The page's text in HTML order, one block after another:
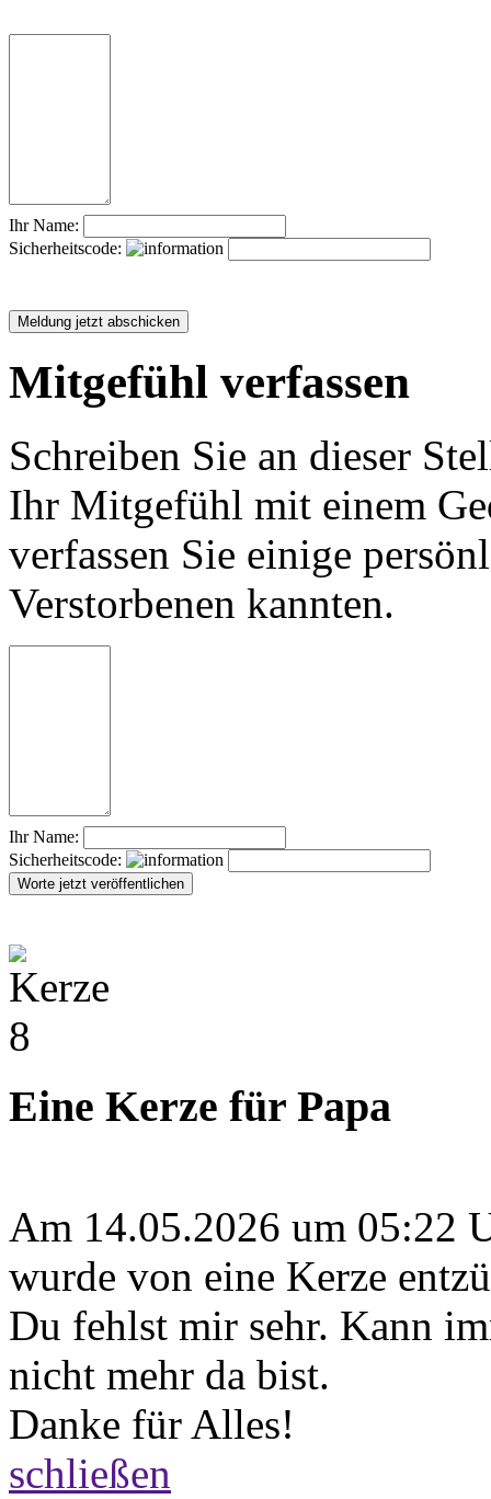
Ihr Name:
Sicherheitscode:
Mitgefühl verfassen
Schreiben Sie an dieser
Ihr Mitgefühl mit einem
verfassen Sie einige
Verstorbenen kannten.
Ihr Name:
Sicherheitscode:
Eine Kerze für Papa
Am 14.05.2026 um 05:22
wurde von eine Kerze
Du fehlst mir sehr. Kann
nicht mehr da bist.
Danke für Alles!
schließen